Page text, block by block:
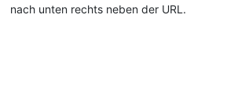
nach unten rechts neben der URL.